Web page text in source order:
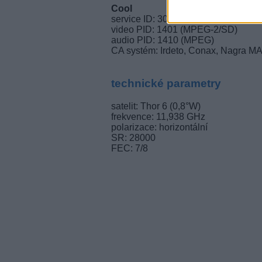
Cool
service ID: 30227/ 30228
video PID: 1401 (MPEG-2/SD)
audio PID: 1410 (MPEG)
CA systém: Irdeto, Conax, Nagra MA
technické parametry
satelit: Thor 6 (0,8°W)
frekvence: 11,938 GHz
polarizace: horizontální
SR: 28000
FEC: 7/8